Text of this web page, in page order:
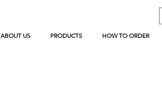
ABOUT US PRODUCTS HOW TO ORDER